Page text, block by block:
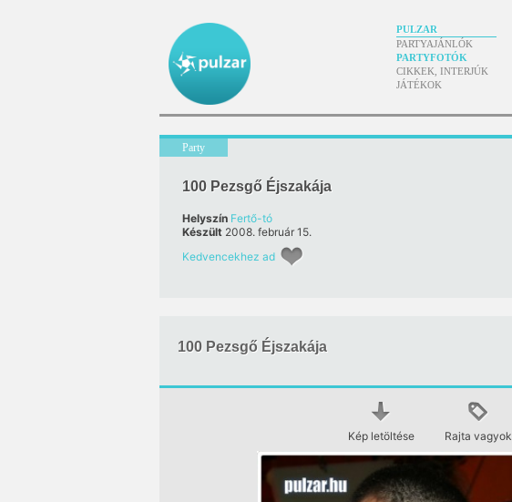
PULZAR
PARTYAJÁNLÓK
PARTYFOTÓK
CIKKEK, INTERJÚK
JÁTÉKOK
Party
100 Pezsgő Éjszakája
Helyszín Fertő-tó
Készült 2008. február 15.
Kedvencekhez ad
100 Pezsgő Éjszakája
Kép letöltése Rajta vagyok